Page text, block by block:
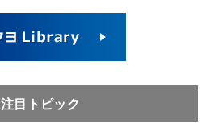
注目トピック